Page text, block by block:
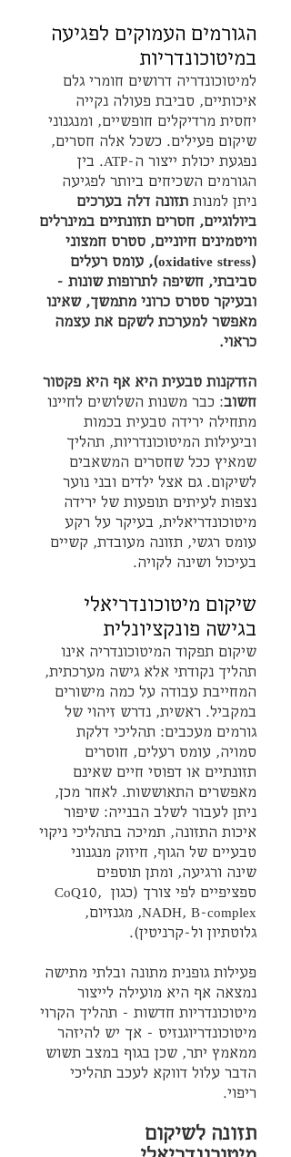
הגורמים העמוקים לפגיעה
במיטוכונדריות
למיטוכונדריה דרושים חומרי גלם
איכותיים, סביבת פעולה נקייה
יחסית מרדיקלים חופשיים, ומנגנוני
שיקום פעילים. כשכל אלה חסרים,
נפגעת יכולת ייצור ה-ATP. בין
הגורמים השכיחים ביותר לפגיעה
ניתן למנות תזונה דלה בערכים
ביולוגיים, חסרים תזונתיים במינרלים
וויטמינים חיוניים, סטרס חמצוני
(oxidative stress), עומס רעלים
סביבתי, חשיפה לתרופות שונות -
ובעיקר סטרס כרוני מתמשך, שאינו
מאפשר למערכת לשקם את עצמה
כראוי.
הזדקנות טבעית היא אף היא פקטור
חשוב: כבר משנות השלושים לחיינו
מתחילה ירידה טבעית בכמות
וביעילות המיטוכונדריות, תהליך
שמאיץ ככל שחסרים המשאבים
לשיקום. גם אצל ילדים ובני נוער
נצפות לעיתים תופעות של ירידה
מיטוכונדריאלית, בעיקר על רקע
עומס רגשי, תזונה מעובדת, קשיים
בעיכול ושינה לקויה.
שיקום מיטוכונדריאלי
בגישה פונקציונלית
שיקום תפקוד המיטוכונדריה אינו
תהליך נקודתי אלא גישה מערכתית,
המחייבת עבודה על כמה מישורים
במקביל. ראשית, נדרש זיהוי של
גורמים מעכבים: תהליכי דלקת
סמויה, עומס רעלים, חוסרים
תזונתיים או דפוסי חיים שאינם
מאפשרים התאוששות. לאחר מכן,
ניתן לעבור לשלב הבנייה: שיפור
איכות התזונה, תמיכה בתהליכי ניקוי
טבעיים של הגוף, חיזוק מנגנוני
שינה ורגיעה, ומתן תוספים
ספציפיים לפי צורך (כגון CoQ10,
NADH, B-complex, מגנזיום,
גלוטתיון ול-קרניטין).
פעילות גופנית מתונה ובלתי מתישה
נמצאה אף היא מועילה לייצור
מיטוכונדריות חדשות - תהליך הקרוי
מיטוכונדריוגנזיס - אך יש להיזהר
ממאמץ יתר, שכן בגוף במצב תשוש
הדבר עלול דווקא לעכב תהליכי
ריפוי.
תזונה לשיקום